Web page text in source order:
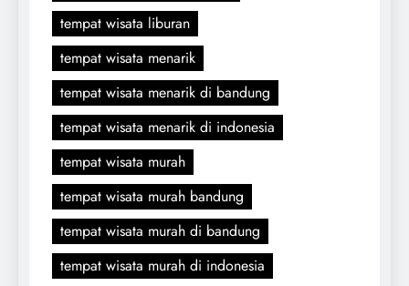
tempat wisata liburan
tempat wisata menarik
tempat wisata menarik di bandung
tempat wisata menarik di indonesia
tempat wisata murah
tempat wisata murah bandung
tempat wisata murah di bandung
tempat wisata murah di indonesia